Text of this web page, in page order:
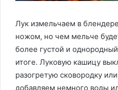
Лук измельчаем в
ножом, но чем мельче
более густой и
итоге. Луковую кашицу
разогретую сковородку
добавляем немного воды